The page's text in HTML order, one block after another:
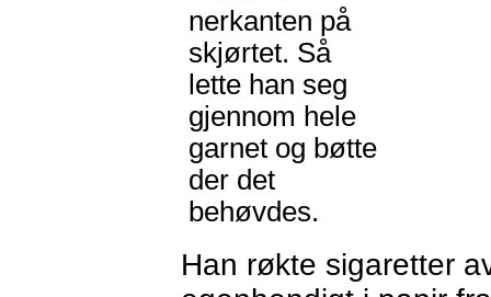
nerkanten på
skjørtet. Så
lette han seg
gjennom hele
garnet og bøtte
der det
behøvdes.
Han røkte sigaretter